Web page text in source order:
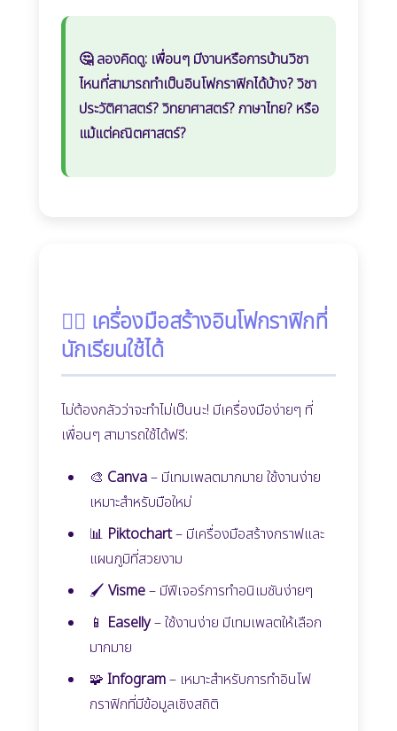
🤔 ลองคิดดู: เพื่อนๆ มีงานหรือการบ้านวิชา
ไหนที่สามารถทำเป็นอินโฟกราฟิกได้บ้าง? วิชา
ประวัติศาสตร์? วิทยาศาสตร์? ภาษาไทย? หรือ
แม้แต่คณิตศาสตร์?
🐱‍💻 เครื่องมือสร้างอินโฟกราฟิกที่
นักเรียนใช้ได้
ไม่ต้องกลัวว่าจะทำไม่เป็นนะ! มีเครื่องมือง่ายๆ ที่
เพื่อนๆ สามารถใช้ได้ฟรี:
🎨 Canva– มีเทมเพลตมากมาย ใช้งานง่าย
เหมาะสำหรับมือใหม่
📊 Piktochart– มีเครื่องมือสร้างกราฟและ
แผนภูมิที่สวยงาม
🖌️ Visme– มีฟีเจอร์การทำอนิเมชันง่ายๆ
📱 Easelly– ใช้งานง่าย มีเทมเพลตให้เลือก
มากมาย
🧩 Infogram– เหมาะสำหรับการทำอินโฟ
กราฟิกที่มีข้อมูลเชิงสถิติ